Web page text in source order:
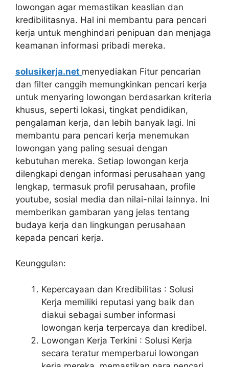
lowongan agar memastikan keaslian dan
kredibilitasnya. Hal ini membantu para pencari
kerja untuk menghindari penipuan dan menjaga
keamanan informasi pribadi mereka.
solusikerja.net menyediakan Fitur pencarian
dan filter canggih memungkinkan pencari kerja
untuk menyaring lowongan berdasarkan kriteria
khusus, seperti lokasi, tingkat pendidikan,
pengalaman kerja, dan lebih banyak lagi. Ini
membantu para pencari kerja menemukan
lowongan yang paling sesuai dengan
kebutuhan mereka. Setiap lowongan kerja
dilengkapi dengan informasi perusahaan yang
lengkap, termasuk profil perusahaan, profile
youtube, sosial media dan nilai-nilai lainnya. Ini
memberikan gambaran yang jelas tentang
budaya kerja dan lingkungan perusahaan
kepada pencari kerja.
Keunggulan:
Kepercayaan dan Kredibilitas : Solusi
Kerja memiliki reputasi yang baik dan
diakui sebagai sumber informasi
lowongan kerja terpercaya dan kredibel.
Lowongan Kerja Terkini : Solusi Kerja
secara teratur memperbarui lowongan